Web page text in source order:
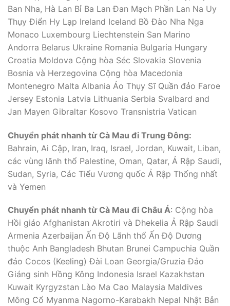
Ban Nha, Hà Lan Bỉ Ba Lan Đan Mạch Phần Lan Na Uy
Thụy Điển Hy Lạp Ireland Iceland Bồ Đào Nha Nga
Monaco Luxembourg Liechtenstein San Marino
Andorra Belarus Ukraine Romania Bulgaria Hungary
Croatia Moldova Cộng hòa Séc Slovakia Slovenia
Bosnia và Herzegovina Cộng hòa Macedonia
Montenegro Malta Albania Áo Thụy Sĩ Quần đảo Faroe
Jersey Estonia Latvia Lithuania Serbia Svalbard and
Jan Mayen Gibraltar Kosovo Transnistria Vatican
Chuyển phát nhanh từ Cà Mau đi Trung Đông:
Bahrain, Ai Cập, Iran, Iraq, Israel, Jordan, Kuwait, Liban,
các vùng lãnh thổ Palestine, Oman, Qatar, Ả Rập Saudi,
Sudan, Syria, Các Tiểu Vương quốc Ả Rập Thống nhất
và Yemen
Chuyển phát nhanh từ Cà Mau đi Châu Á: Cộng hòa
Hồi giáo Afghanistan Akrotiri và Dhekelia Ả Rập Saudi
Armenia Azerbaijan Ấn Độ Lãnh thổ Ấn Độ Dương
thuộc Anh Bangladesh Bhutan Brunei Campuchia Quần
đảo Cocos (Keeling) Đài Loan Georgia/Gruzia Đảo
Giáng sinh Hồng Kông Indonesia Israel Kazakhstan
Kuwait Kyrgyzstan Lào Ma Cao Malaysia Maldives
Mông Cổ Myanma Nagorno-Karabakh Nepal Nhật Bản